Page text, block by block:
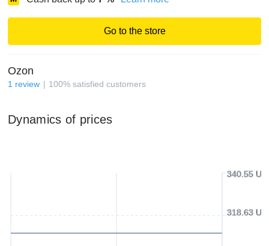
Go to the store
Ozon
1 review 100% satisfied customers
Dynamics of prices
318.63
340.55